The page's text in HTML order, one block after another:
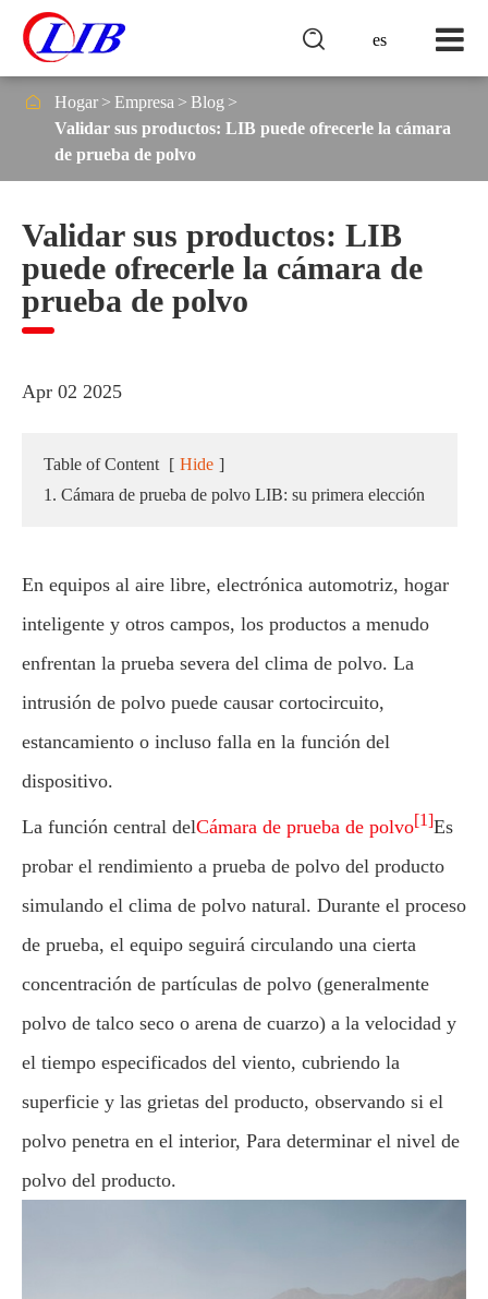
es

 Hogar Empresa
Blog
Validar sus productos: LIB puede ofrecerle la cámara
de prueba de polvo
Validar sus productos: LIB
puede ofrecerle la cámara de
prueba de polvo
Apr 02 2025
Table of Content [ Hide ]
1. Cámara de prueba de polvo LIB: su primera elección
En equipos al aire libre, electrónica automotriz, hogar
inteligente y otros campos, los productos a menudo
enfrentan la prueba severa del clima de polvo. La
intrusión de polvo puede causar cortocircuito,
estancamiento o incluso falla en la función del
dispositivo.
La función central delCámara de prueba de polvo[1]Es
probar el rendimiento a prueba de polvo del producto
simulando el clima de polvo natural. Durante el proceso
de prueba, el equipo seguirá circulando una cierta
concentración de partículas de polvo (generalmente
polvo de talco seco o arena de cuarzo) a la velocidad y
el tiempo especificados del viento, cubriendo la
superficie y las grietas del producto, observando si el
polvo penetra en el interior, Para determinar el nivel de
polvo del producto.